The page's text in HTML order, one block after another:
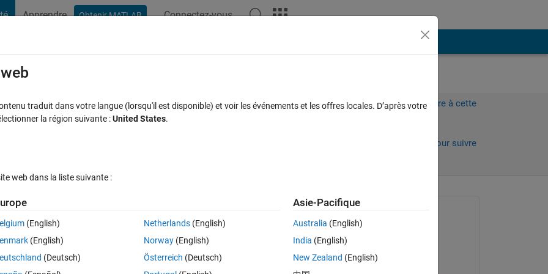
Apprendre Obtenir MATLAB Connectez-vous
of individual data
Connectez-vous pour répondre à cette
Connectez-vous pour suivre
of mesh(x, y, z). My z is a 47*11 matrix, in which the 7 column actually
NaN in order to from a matrix with other columns. But when I plot the
Ying Wu
le 7 Oct 2021
traduit dans votre langue (lorsqu'il est disponible) et voir les événements et les offres locales. D’après votre
la région suivante :United States.
web dans la liste suivante :
(English)
(English)
(Deutsch)
Netherlands(English)
Norway(English)
Österreich (Deutsch)
Asie-Pacifique
Australia (English)
India (English)
New Zealand (English)